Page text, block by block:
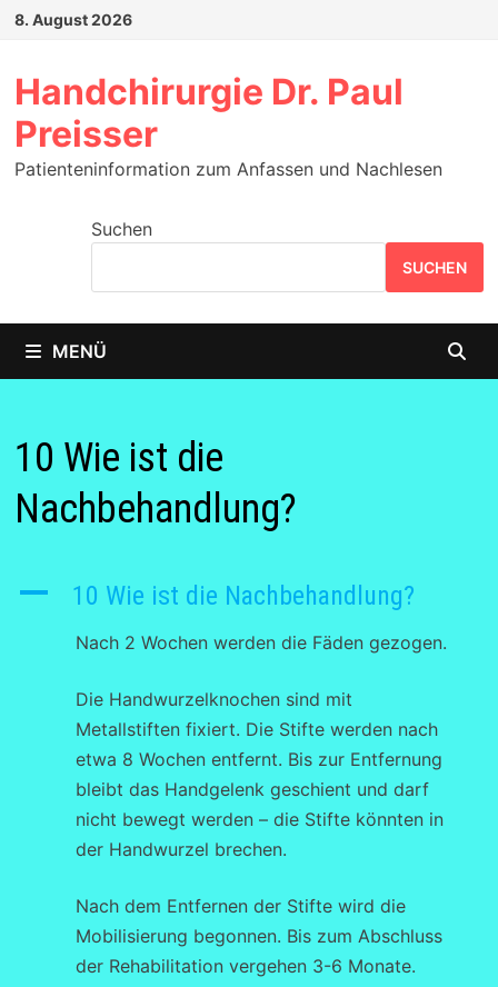
Zum
8. August 2026
Handchirurgie Dr. Paul
Preisser
Patienteninformation zum Anfassen und Nachlesen
Suchen
SUCHEN
MENÜ
10 Wie ist die
Nachbehandlung?
A 10 Wie ist die Nachbehandlung?
Nach 2 Wochen werden die Fäden gezogen.
Die Handwurzelknochen sind mit
Metallstiften fixiert. Die Stifte werden nach
etwa 8 Wochen entfernt. Bis zur Entfernung
bleibt das Handgelenk geschient und darf
nicht bewegt werden – die Stifte könnten in
der Handwurzel brechen.
Nach dem Entfernen der Stifte wird die
Mobilisierung begonnen. Bis zum Abschluss
der Rehabilitation vergehen 3-6 Monate.